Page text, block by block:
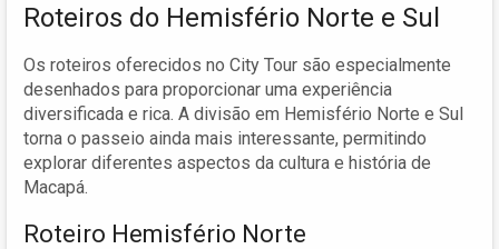
Roteiros do Hemisfério Norte e Sul
Os roteiros oferecidos no City Tour são especialmente
desenhados para proporcionar uma experiência
diversificada e rica. A divisão em Hemisfério Norte e Sul
torna o passeio ainda mais interessante, permitindo
explorar diferentes aspectos da cultura e história de
Macapá.
Roteiro Hemisfério Norte